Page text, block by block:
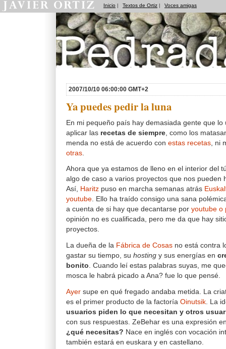
Inicio | Textos de Ortiz | Voces amigas
2007/10/10 06:00:00 GMT+2
Ya puedes pedir la luna
En mi pequeño país hay demasiada gente que lo
aplicar las recetas de siempre , como los
menda no está de acuerdo con estas recetas , ni
otras
Ahora que ya estamos de lleno en el interior del
algo de caso a varios proyectos que nos pueden
Así, Haritz puso en marcha semanas atrás
youtube. Ello ha traído consigo una sana
a cuenta de si hay que decantarse por youtube o
opinión no es cualificada, pero me da que hay
proyectos.
La dueña de la Fábrica de Cosas no está contra
gastar su tiempo, su hosting y sus energías en
bonito. Cuando leí estas palabras suyas, me
mosca le habrá picado a Ana? fue lo que pensé.
Ayer supe en qué fregado andaba metida. La
es el primer producto de la factoría Oinutsik . La
usuarios piden lo que necesitan y otros
con sus respuestas. ZeBehar es una expresión
¿qué necesitas? Nace en inglés con vocación
también estará en euskara y en castellano.